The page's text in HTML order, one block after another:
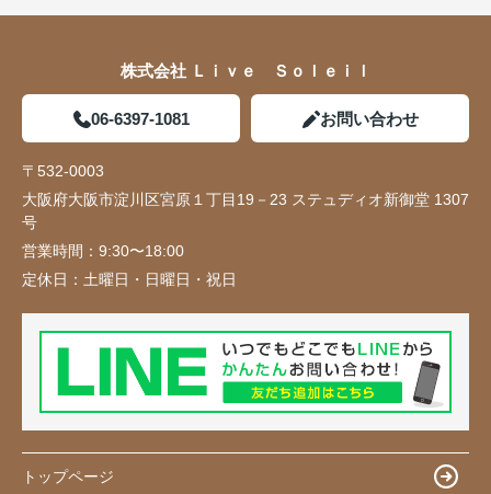
株式会社 Ｌｉｖｅ Ｓｏｌｅｉｌ
06-6397-1081 お問い合わせ
〒532-0003
大阪府大阪市淀川区宮原１丁目19－23 ステュディオ新御堂 1307
号
営業時間： 9:30〜18:00
定休日： 土曜日・日曜日・祝日
トップページ